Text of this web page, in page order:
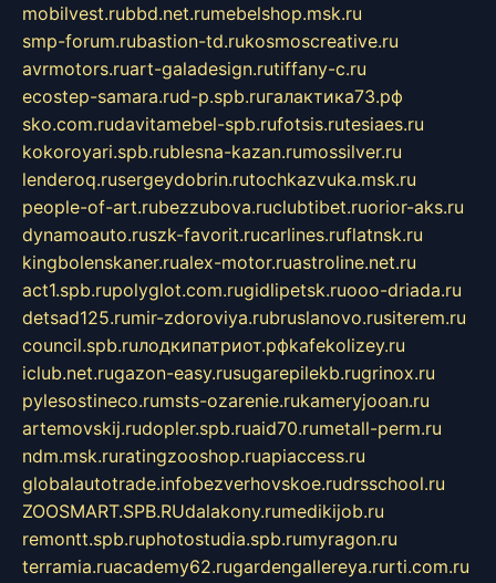
mobilvest.rubbd.net.rumebelshop.msk.ru
smp-forum.rubastion-td.rukosmoscreative.ru
avrmotors.ruart-galadesign.rutiffany-c.ru
ecostep-samara.rud-p.spb.ruгалактика73.рф
sko.com.rudavitamebel-spb.rufotsis.rutesiaes.ru
kokoroyari.spb.rublesna-kazan.rumossilver.ru
lenderoq.rusergeydobrin.rutochkazvuka.msk.ru
people-of-art.rubezzubova.ruclubtibet.ruorior-aks.ru
dynamoauto.ruszk-favorit.rucarlines.ruflatnsk.ru
kingbolenskaner.rualex-motor.ruastroline.net.ru
act1.spb.rupolyglot.com.rugidlipetsk.ruooo-driada.ru
detsad125.rumir-zdoroviya.rubruslanovo.rusiterem.ru
council.spb.ruлодкипатриот.рфkafekolizey.ru
iclub.net.rugazon-easy.rusugarepilekb.rugrinox.ru
pylesostineco.rumsts-ozarenie.rukameryjooan.ru
artemovskij.rudopler.spb.ruaid70.rumetall-perm.ru
ndm.msk.ruratingzooshop.ruapiaccess.ru
globalautotrade.infobezverhovskoe.rudrsschool.ru
ZOOSMART.SPB.RUdalakony.rumedikijob.ru
remontt.spb.ruphotostudia.spb.rumyragon.ru
terramia.ruacademy62.rugardengallereya.rurti.com.ru